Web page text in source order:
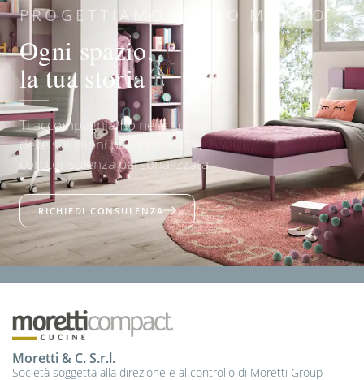
PROGETTIAMO IL TUO MONDO
Ogni spazio,
la tua storia
Ti accompagniamo nella scelta
delle soluzioni più adatte a te,
con consulenza personalizzata.
RICHIEDI CONSULENZA
Moretti & C. S.r.l.
Società soggetta alla direzione e al controllo di Moretti Group